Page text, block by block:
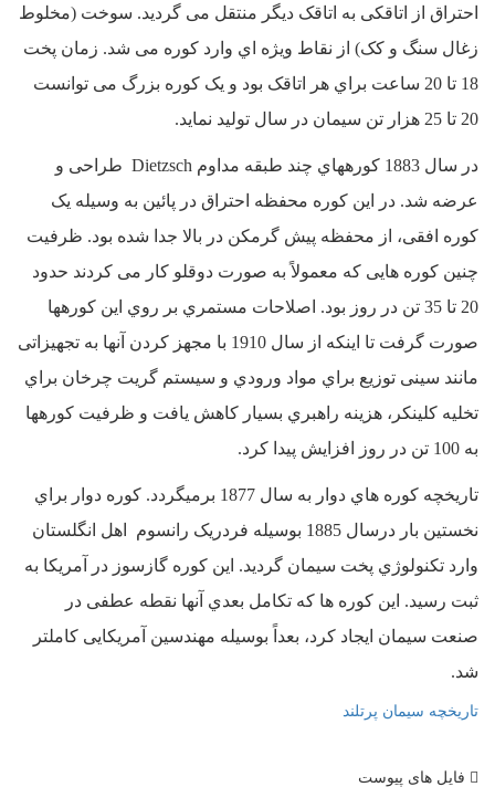
احتراق از اتاقکی به اتاقک دیگر منتقل می گردید. سوخت (مخلوط
زغال سنگ و کک) از نقاط ویژه اي وارد کوره می شد. زمان پخت
18 تا 20 ساعت براي هر اتاقک بود و یک کوره بزرگ می توانست
20 تا 25 هزار تن سیمان در سال تولید نماید.
در سال 1883 کورههاي چند طبقه مداوم Dietzsch طراحی و
عرضه شد. در این کوره محفظه احتراق در پائین به وسیله یک
کوره افقی، از محفظه پیش گرمکن در بالا جدا شده بود. ظرفیت
چنین کوره هایی که معمولاً به صورت دوقلو کار می کردند حدود
20 تا 35 تن در روز بود. اصلاحات مستمري بر روي این کورهها
صورت گرفت تا اینکه از سال 1910 با مجهز کردن آنها به تجهیزاتی
مانند سینی توزیع براي مواد ورودي و سیستم گریت چرخان براي
تخلیه کلینکر، هزینه راهبري بسیار کاهش یافت و ظرفیت کورهها
به 100 تن در روز افزایش پیدا کرد.
تاریخچه کوره هاي دوار به سال 1877 برمیگردد. کوره دوار براي
نخستین بار درسال 1885 بوسیله فردریک رانسوم اهل انگلستان
وارد تکنولوژي پخت سیمان گردید. این کوره گازسوز در آمریکا به
ثبت رسید. این کوره ها که تکامل بعدي آنها نقطه عطفی در
صنعت سیمان ایجاد کرد، بعداً بوسیله مهندسین آمریکایی کاملتر
شد.
تاریخچه سیمان پرتلند
فایل های پیوست